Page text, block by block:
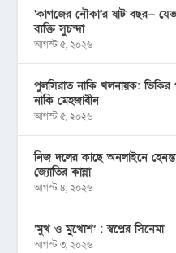
‘কাগজের নৌকা’র ষাট বছর—
ব্যক্তি সুচন্দা
আগস্ট ৫, ২০২৬
পুলসিরাত নাকি খলনায়ক: ভিকির
নাকি মেহজাবীন
আগস্ট ৫, ২০২৬
নিজ দলের কাছে অনলাইনে
জ্যোতির কান্না
আগস্ট ৪, ২০২৬
‘মুখ ও মু্খোশ’ : স্বপ্নের সিনেমা
আগস্ট ৩, ২০২৬